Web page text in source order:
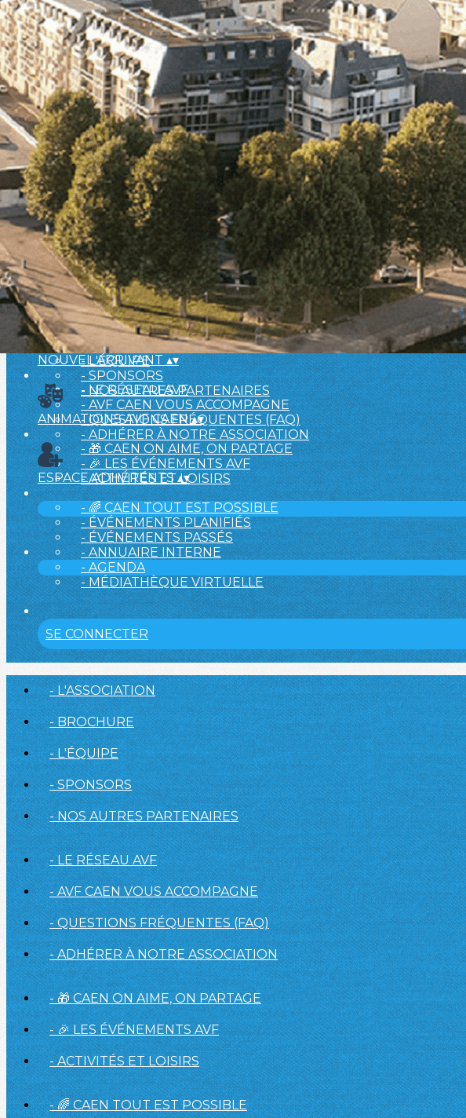
Exporter les lignes sélectionnées
Exporter toutes les colonnes
Exporter uniquement les colonnes affichées
Menu
<
>
- 🎁 Caen on aime, on partage
- 🎉 Les événements AVF
- Activités et Loisirs
Ajoutez un logo, un bouton, des réseaux sociaux
Cliquez pour éditer
L'ASSOCIATION▴▾
- L'ASSOCIATION
- BROCHURE
- L'ÉQUIPE
- SPONSORS
- NOS AUTRES PARTENAIRES
NOUVEL ARRIVANT▴▾
- LE RÉSEAU AVF
- AVF CAEN VOUS ACCOMPAGNE
- QUESTIONS FRÉQUENTES (FAQ)
- ADHÉRER À NOTRE ASSOCIATION
ANIMATIONS AVF CAEN▴▾
- 🎁 CAEN ON AIME, ON PARTAGE
- 🎉 LES ÉVÉNEMENTS AVF
- ACTIVITÉS ET LOISIRS
ESPACE ADHÉRENTS▴▾
- 🌈 CAEN TOUT EST POSSIBLE
- ÉVÉNEMENTS PLANIFIÉS
- ÉVÉNEMENTS PASSÉS
- ANNUAIRE INTERNE
- AGENDA
- MÉDIATHÈQUE VIRTUELLE
SE CONNECTER
- L'ASSOCIATION
- BROCHURE
- L'ÉQUIPE
- SPONSORS
- NOS AUTRES PARTENAIRES
- LE RÉSEAU AVF
- AVF CAEN VOUS ACCOMPAGNE
- QUESTIONS FRÉQUENTES (FAQ)
- ADHÉRER À NOTRE ASSOCIATION
- 🎁 CAEN ON AIME, ON PARTAGE
- 🎉 LES ÉVÉNEMENTS AVF
- ACTIVITÉS ET LOISIRS
- 🌈 CAEN TOUT EST POSSIBLE